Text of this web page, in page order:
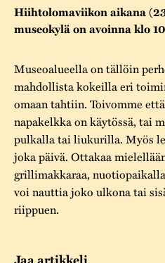
Hiihtolomaviikon aikana
museokylä on avoinna klo
Museoalueella on tällöin
mahdollista kokeilla eri
omaan tahtiin. Toivomme
napakelkka on käytössä, tai
pulkalla tai liukurilla. Myös
joka päivä. Ottakaa
grillimakkaraa,
voi nauttia joko ulkona tai
riippuen.